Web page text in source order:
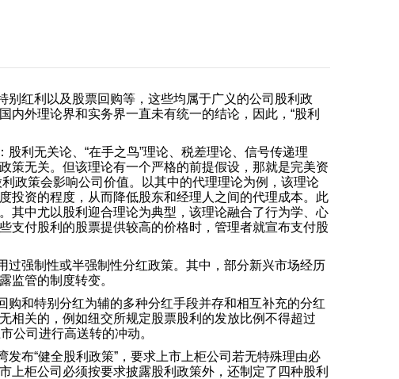
红利以及股票回购等，这些均属于广义的公司股利政
外理论界和实务界一直未有统一的结论，因此，“股利
利无关论、“在手之鸟”理论、税差理论、信号传递理
策无关。但该理论有一个严格的前提假设，那就是完美资
政策会影响公司价值。以其中的代理理论为例，该理论
投资的程度，从而降低股东和经理人之间的代理成本。此
其中尤以股利迎合理论为典型，该理论融合了行为学、心
支付股利的股票提供较高的价格时，管理者就宣布支付股
强制性或半强制性分红政策。其中，部分新兴市场经历
监管的制度转变。
和特别分红为辅的多种分红手段并存和相互补充的分红
相关的，例如纽交所规定股票股利的发放比例不得超过
公司进行高送转的冲动。
布“健全股利政策”，要求上市上柜公司若无特殊理由必
上柜公司必须按要求披露股利政策外，还制定了四种股利